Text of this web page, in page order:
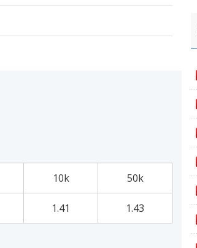
10k 50k
1.41 1.43